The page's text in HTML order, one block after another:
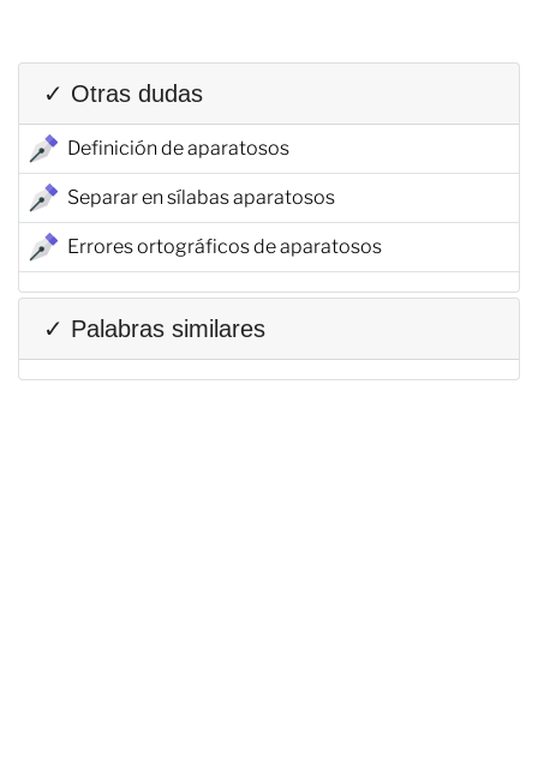
✓ Otras dudas
Definición de aparatosos
Separar en sílabas aparatosos
Errores ortográficos de aparatosos
✓ Palabras similares